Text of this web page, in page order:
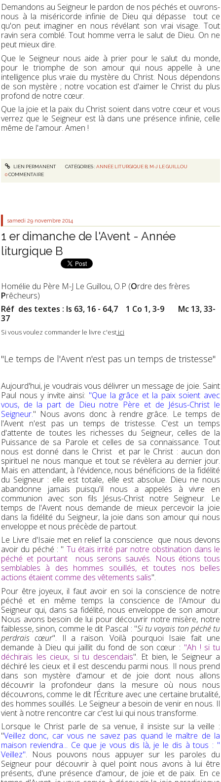
Demandons au Seigneur le pardon de nos péchés et ouvrons-
nous à la miséricorde infinie de Dieu qui dépasse tout ce
qu'on peut imaginer en nous révélant son vrai visage. Tout
ravin sera comblé. Tout homme verra le salut de Dieu. On ne
peut mieux dire.
Que le Seigneur nous aide à prier pour le salut du monde,
pour le triomphe de son amour qui nous appelle à une
intelligence plus vraie du mystère du Christ. Nous dépendons
de son mystère ; notre vocation est d'aimer le Christ du plus
profond de notre cœur.
Que la joie et la paix du Christ soient dans votre cœur et vous
verrez que le Seigneur est là dans une présence infinie, celle
même de l'amour. Amen !
LIEN PERMANENT CATÉGORIES :ANNÉE LITURGIQUE B, M-J LE GUILLOU
0COMMENTAIRE
samedi 29 novembre 2014
1 er dimanche de l'Avent - Année
liturgique B
Homélie du Père M-J Le Guillou, O.P (Ordre des frères
Prêcheurs)
Réf des textes : Is 63, 16 - 64,7 1 Co 1, 3-9 Mc 13, 33-
37
Si vous voulez commander le livre c'est ici
"Le temps de l'Avent n'est pas un temps de tristesse"
Aujourd'hui, je voudrais vous délivrer un message de joie. Saint
Paul nous y invite ainsi: "Que la grâce et la paix soient avec
vous, de la part de Dieu notre Père et de Jésus-Christ le
Seigneur." Nous avons donc à rendre grâce. Le temps de
l'Avent n'est pas un temps de tristesse. C'est un temps
d'attente de toutes les richesses du Seigneur, celles de la
Puissance de sa Parole et celles de sa connaissance. Tout
nous est donné dans le Christ et par le Christ : aucun don
spirituel ne nous manque et tout se révèlera au dernier jour.
Mais en attendant, à l'évidence, nous bénéficions de la fidélité
du Seigneur : elle est totale, elle est absolue. Dieu ne nous
abandonne jamais puisqu'il nous a appelés à vivre en
communion avec son fils Jésus-Christ notre Seigneur. Le
temps de l'Avent nous demande de mieux percevoir la joie
dans la fidélité du Seigneur, la joie dans son amour qui nous
enveloppe et nous précède de partout.
Le Livre d'Isaïe met en relief la conscience que nous devons
avoir du péché : " Tu étais irrité par notre obstination dans le
péché et pourtant nous serons sauvés. Nous étions tous
semblables à des hommes souillés, et toutes nos belles
actions étaient comme des vêtements salis".
Pour être joyeux, il faut avoir en soi la conscience de notre
péché et en même temps la conscience de l'Amour du
Seigneur qui, dans sa fidélité, nous enveloppe de son amour.
Nous avons besoin de lui pour découvrir notre misère, notre
faiblesse, sinon, comme le dit Pascal : "Si tu voyais ton péché tu
perdrais cœur". Il a raison. Voilà pourquoi Isaïe fait une
demande à Dieu qui jaillit du fond de son cœur : "Ah ! si tu
déchirais les cieux, si tu descendais". Et bien, le Seigneur a
déchiré les cieux et il est descendu parmi nous. Il nous prend
dans son mystère d'amour et de joie dont nous allons
découvrir la profondeur dans la mesure où nous nous
découvrons, comme le dit l’Écriture avec une certaine brutalité,
des hommes souillés. Le Seigneur a besoin de venir en nous. Il
vient à notre rencontre car c'est lui qui nous transforme.
Lorsque le Christ parle de sa venue, il insiste sur la veille :
"Veillez donc, car vous ne savez pas quand le maître de la
maison reviendra... Ce que je vous dis là, je le dis à tous : "
Veillez". Nous pouvons nous appuyer sur les paroles du
Seigneur pour découvrir à quel point nous avons à lui être
présents, d'une présence d'amour, de joie et de paix. En ce